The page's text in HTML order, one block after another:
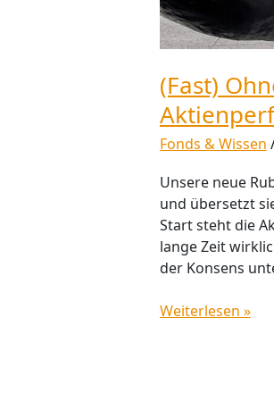
(Fast)
Fonds & Wissen
Unsere neue
und übersetzt
Start steht die
lange Zeit
der Konsens
Weiterlesen »